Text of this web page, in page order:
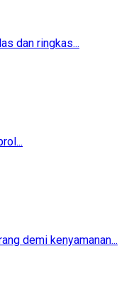
dan ringkas...
demi kenyamanan...